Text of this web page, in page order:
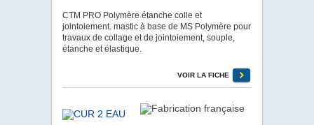
CTM PRO Polymère étanche colle et
jointoiement. mastic à base de MS Polymère pour
travaux de collage et de jointoiement, souple,
étanche et élastique.
VOIR LA FICHE